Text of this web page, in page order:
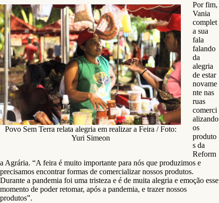
Povo Sem Terra relata alegria em realizar a Feira / Foto:
Yuri Simeon
Por fim,
Vania
complet
a sua
fala
falando
da
alegria
de estar
novame
nte nas
ruas
comerci
alizando
os
produto
s da
Reform
a Agrária. “A feira é muito importante para nós que produzimos e
precisamos encontrar formas de comercializar nossos produtos.
Durante a pandemia foi uma tristeza e é de muita alegria e emoção esse
momento de poder retomar, após a pandemia, e trazer nossos
produtos”.